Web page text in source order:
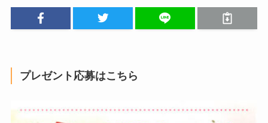
プレゼント応募はこちら